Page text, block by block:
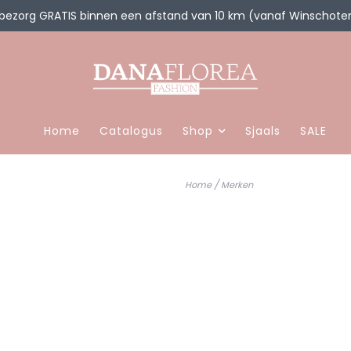
GRATIS binnen een afstand van 10 km (vanaf
Home Catalogus Shop Sjaals SALE
Home/Merken